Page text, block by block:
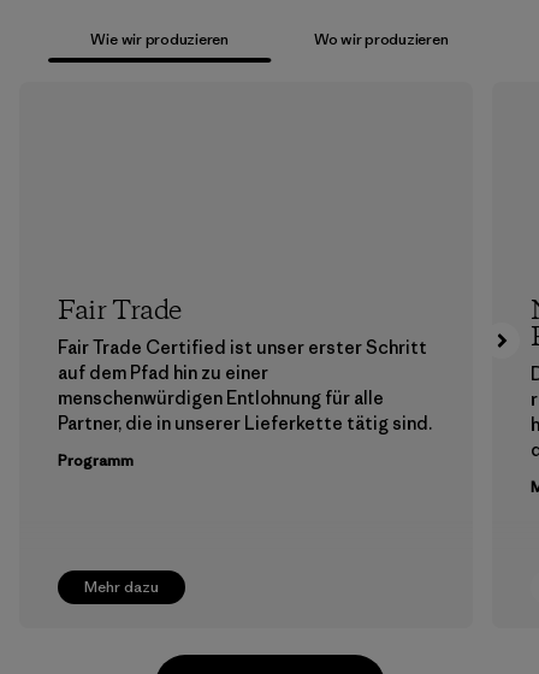
Wie wir produzieren Wo wir produzieren
Mehr dazu
Fair Trade
Fair Trade Certified ist unser erster Schritt
auf dem Pfad hin zu einer
menschenwürdigen Entlohnung für alle
Partner, die in unserer Lieferkette tätig sind.
Programm